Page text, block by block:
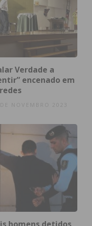
termos e
Verdade a
encenado em